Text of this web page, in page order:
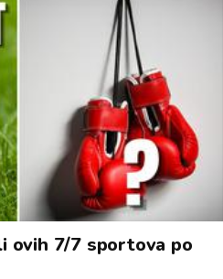
ovih 7/7 sportova po